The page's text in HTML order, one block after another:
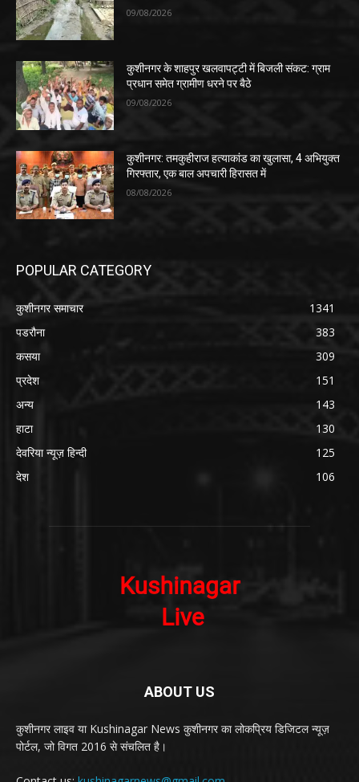
09/08/2026
कुशीनगर के शाहपुर खलवापट्टी में बिजली संकट: ग्राम
प्रधान समेत ग्रामीण धरने पर बैठे
09/08/2026
कुशीनगर: तमकुहीराज हत्याकांड का खुलासा, 4 अभियुक्त
गिरफ्तार, एक बाल अपचारी हिरासत में
08/08/2026
POPULAR CATEGORY
कुशीनगर समाचार
1341
पडरौना
383
कसया
309
प्रदेश
151
अन्य
143
हाटा
130
देवरिया न्यूज़ हिन्दी
125
देश
106
ABOUT US
कुशीनगर लाइव या Kushinagar News कुशीनगर का लोकप्रिय डिजिटल न्यूज़
पोर्टल, जो विगत 2016 से संचलित है।